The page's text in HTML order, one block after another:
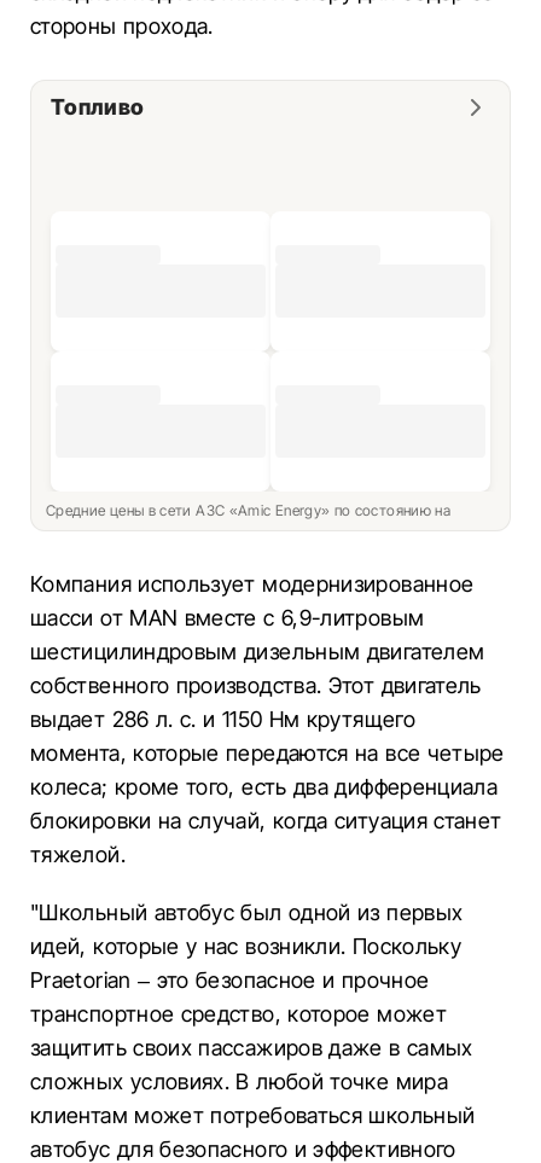
стороны прохода.
Топливо
Средние цены в сети АЗС «Amic Energy» по состоянию на
Компания использует модернизированное
шасси от MAN вместе с 6,9-литровым
шестицилиндровым дизельным двигателем
собственного производства. Этот двигатель
выдает 286 л. с. и 1150 Нм крутящего
момента, которые передаются на все четыре
колеса; кроме того, есть два дифференциала
блокировки на случай, когда ситуация станет
тяжелой.
"Школьный автобус был одной из первых
идей, которые у нас возникли. Поскольку
Praetorian – это безопасное и прочное
транспортное средство, которое может
защитить своих пассажиров даже в самых
сложных условиях. В любой точке мира
клиентам может потребоваться школьный
автобус для безопасного и эффективного